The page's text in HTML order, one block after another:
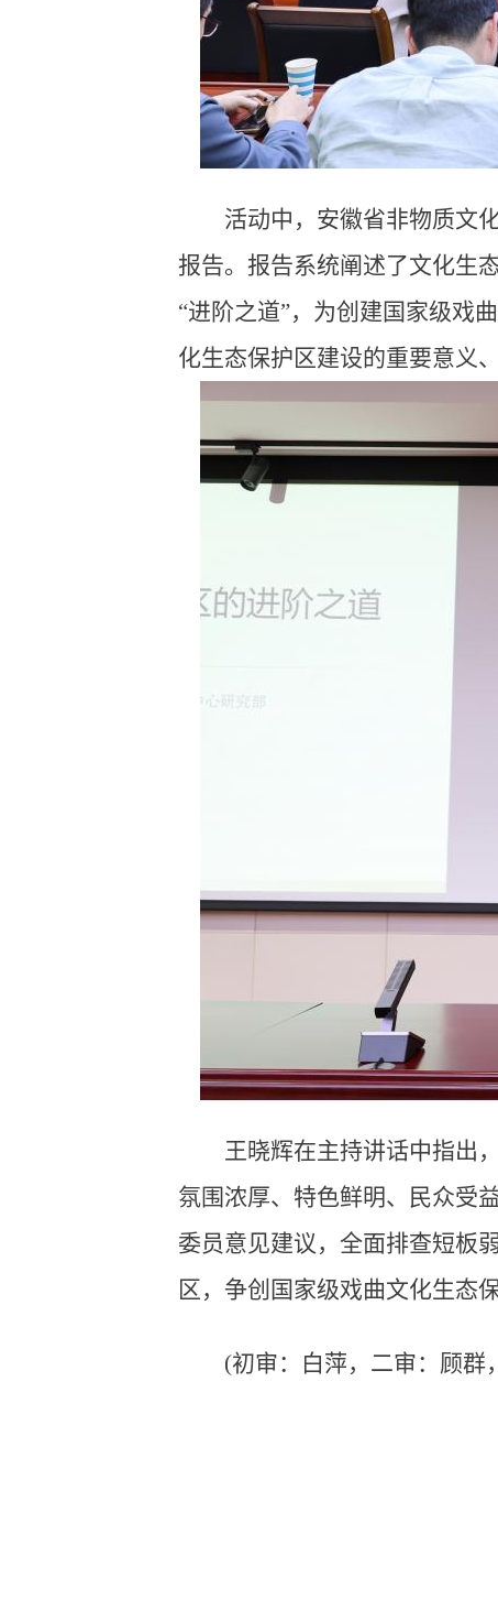
活动中，安徽省非物质文
报告。报告系统阐述了文化生
“进阶之道”，为创建国家级戏
化生态保护区建设的重要意义
王晓辉在主持讲话中指出
氛围浓厚、特色鲜明、民众受
委员意见建议，全面排查短板
区，争创国家级戏曲文化生态保
(初审：白萍，二审：顾群